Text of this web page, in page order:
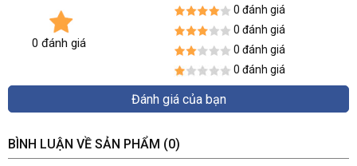
0 đánh giá
0 đánh giá
0 đánh giá
0 đánh giá
0 đánh giá
Đánh giá của bạn
BÌNH LUẬN VỀ SẢN PHẨM (0)